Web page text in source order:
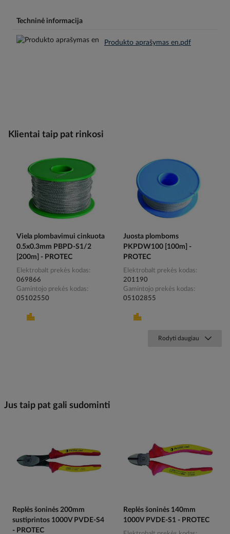
Techninė informacija
Produkto aprašymas en.pdf
Klientai taip pat rinkosi
Viela plombavimui cinkuota
0.5x0.3mm PBPD-S1/2
[200m] - PROTEC
Elektrobalt prekės kodas
069866
Gamintojo prekės kodas
05102550
Juosta plomboms
PKPDW100 [100m] -
PROTEC
Elektrobalt prekės kodas
201190
Gamintojo prekės kodas
05102855
Rodyti daugiau
Jus taip pat gali sudominti
Replės šoninės 200mm
sustiprintos 1000V PVDE-S4
- PROTEC
Replės šoninės 140mm
1000V PVDE-S1 - PROTEC